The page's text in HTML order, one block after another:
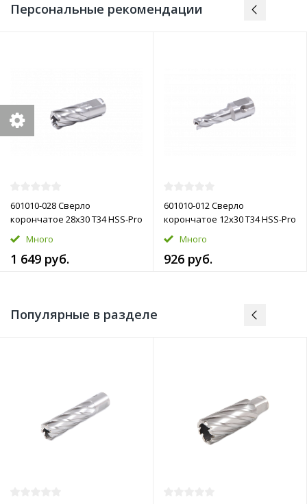
Персональные рекомендации
601010-028 Сверло
корончатое 28х30 T34 HSS-Pro
Много
1 649 руб.
601010-012 Сверло
корончатое 12х30 T34 HSS-Pro
Много
926 руб.
Популярные в разделе